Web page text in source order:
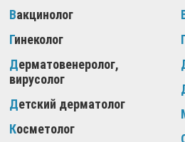
Вакцинолог
Гинеколог
Дерматовенеролог,
вирусолог
Детский дерматолог
Косметолог